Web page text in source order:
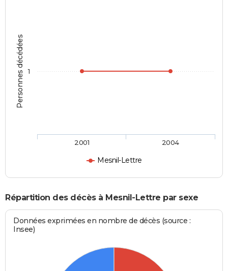
Personnes décédées
Mesnil-Lettre
2001 2004
1
Répartition des décès à Mesnil-Lettre par sexe
Données exprimées en nombre de décès (source :
Insee)